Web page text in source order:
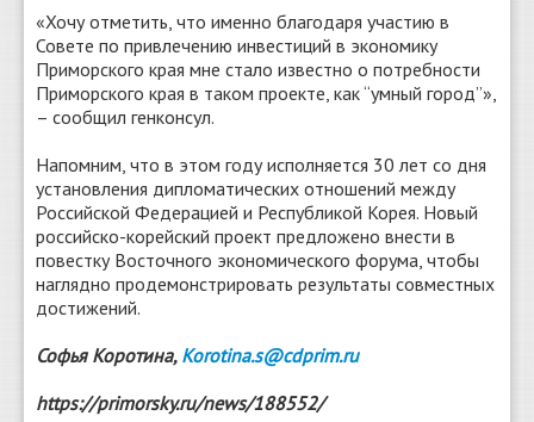
«Хочу отметить, что именно благодаря участию в
Совете по привлечению инвестиций в экономику
Приморского края мне стало известно о потребности
Приморского края в таком проекте, как “умный город”»,
– сообщил генконсул.
Напомним, что в этом году исполняется 30 лет со дня
установления дипломатических отношений между
Российской Федерацией и Республикой Корея. Новый
российско-корейский проект предложено внести в
повестку Восточного экономического форума, чтобы
наглядно продемонстрировать результаты совместных
достижений.
Софья Коротина, Korotina.s@cdprim.ru
https://primorsky.ru/news/188552/